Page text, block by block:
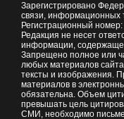
Зарегистрировано
связи, информационных
Регистрационный
Редакция не несет
информации,
Запрещено полное или
любых материалов
тексты и изображения.
материалов в
обязательна. Объем
превышать цель
СМИ, необходимо